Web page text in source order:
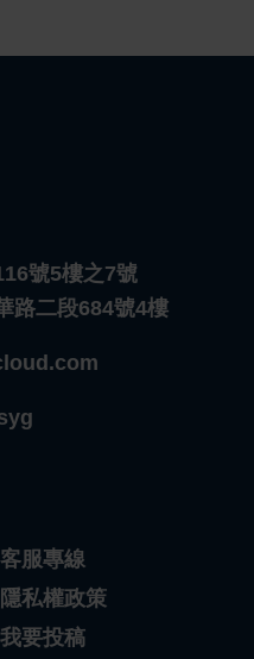
號5樓之7號
路二段684號4樓
客服專線
隱私權政策
我要投稿